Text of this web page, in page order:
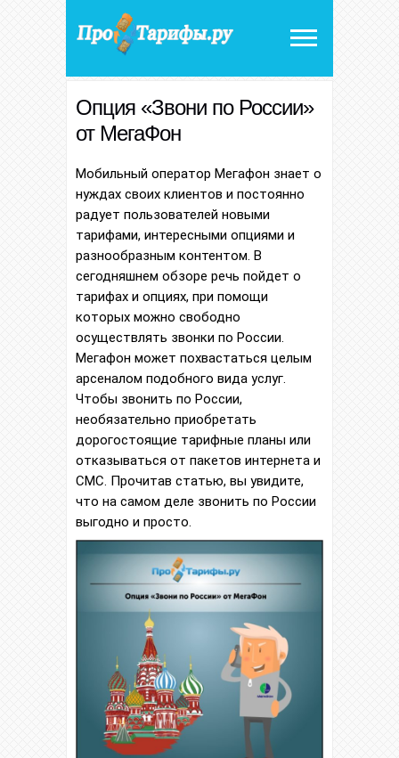
Опция «Звони по России»
от МегаФон
Мобильный оператор Мегафон знает о
нуждах своих клиентов и постоянно
радует пользователей новыми
тарифами, интересными опциями и
разнообразным контентом. В
сегодняшнем обзоре речь пойдет о
тарифах и опциях, при помощи
которых можно свободно
осуществлять звонки по России.
Мегафон может похвастаться целым
арсеналом подобного вида услуг.
Чтобы звонить по России,
необязательно приобретать
дорогостоящие тарифные планы или
отказываться от пакетов интернета и
СМС. Прочитав статью, вы увидите,
что на самом деле звонить по России
выгодно и просто.